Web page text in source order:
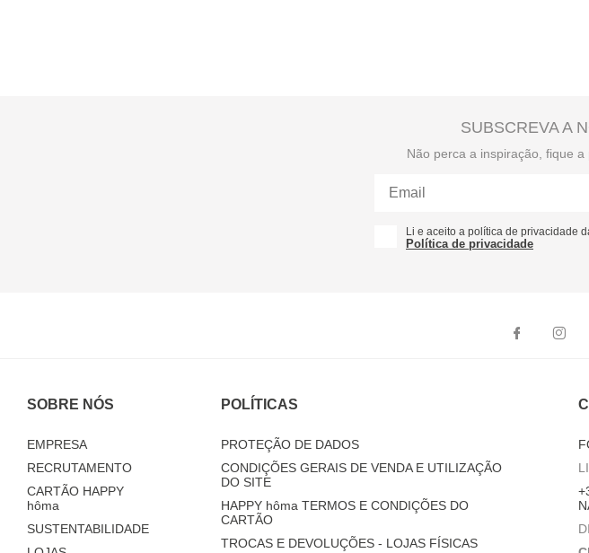
SUBSCREVA A
Não perca a inspiração, fique
Li e aceito a política de privacidade
Política de privacidade
SOBRE NÓS
EMPRESA
RECRUTAMENTO
CARTÃO HAPPY
hôma
SUSTENTABILIDADE
POLÍTICAS
PROTEÇÃO DE DADOS
CONDIÇÕES GERAIS DE VENDA E UTILIZAÇÃO
DO SITE
HAPPY hôma TERMOS E CONDIÇÕES DO
CARTÃO
TROCAS E DEVOLUÇÕES - LOJAS FÍSICAS